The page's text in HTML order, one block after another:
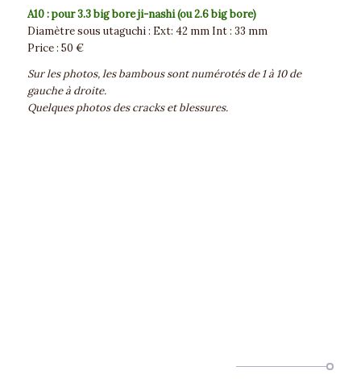
A10 : pour 3.3 big bore ji-nashi (ou 2.6 big bore)
Diamètre sous utaguchi : Ext: 42 mm Int : 33 mm
Price : 50 €
Sur les photos, les bambous sont numérotés de 1 à 10 de
gauche à droite.
Quelques photos des cracks et blessures.